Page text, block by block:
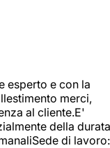
esperto e con la
merci,
al cliente.E'
della durata
di lavoro: